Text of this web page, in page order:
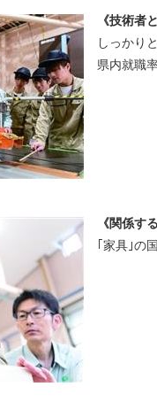
《技術者
しっかり
県内就職
《関係す
｢家具｣の